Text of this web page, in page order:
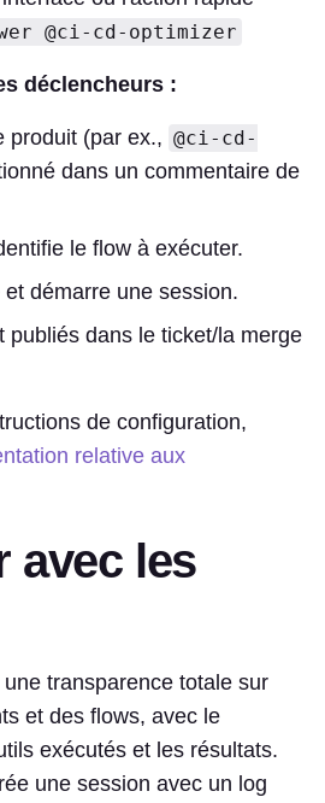
@ci-cd-optimizer
déclencheurs :
produit (par ex., @ci-cd-
dans un commentaire de
le flow à exécuter.
démarre une session.
publiés dans le ticket/la merge
de configuration,
relative aux
avec les
transparence totale sur
et des flows, avec le
exécutés et les résultats.
une session avec un log